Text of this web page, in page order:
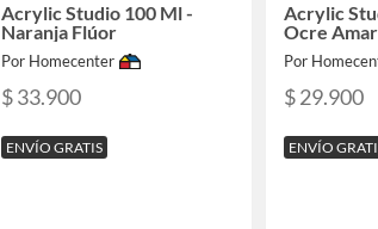
Acrylic Studio 100 Ml -
Naranja Flúor
Por Homecenter
$ 33.900
ENVÍO GRATIS
Acrylic
Ocre
Por
$ 29.900
ENVÍO